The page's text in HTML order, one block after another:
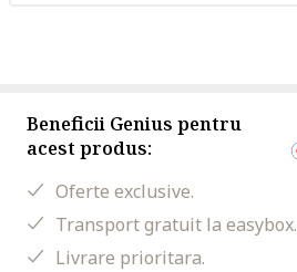
Beneficii Genius pentru
acest produs:
Oferte exclusive.
Transport gratuit la easybox.
Livrare prioritara.